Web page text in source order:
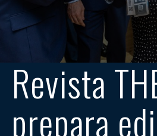
Revista
prepara